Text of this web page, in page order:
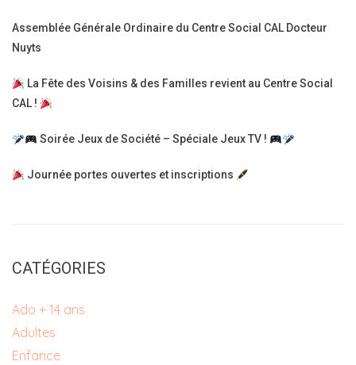
Assemblée Générale Ordinaire du Centre Social CAL Docteur
Nuyts
La Fête des Voisins & des Familles revient au Centre Social
CAL !
Soirée Jeux de Société – Spéciale Jeux TV !
Journée portes ouvertes et inscriptions
CATÉGORIES
Ado + 14 ans
Adultes
Enfance